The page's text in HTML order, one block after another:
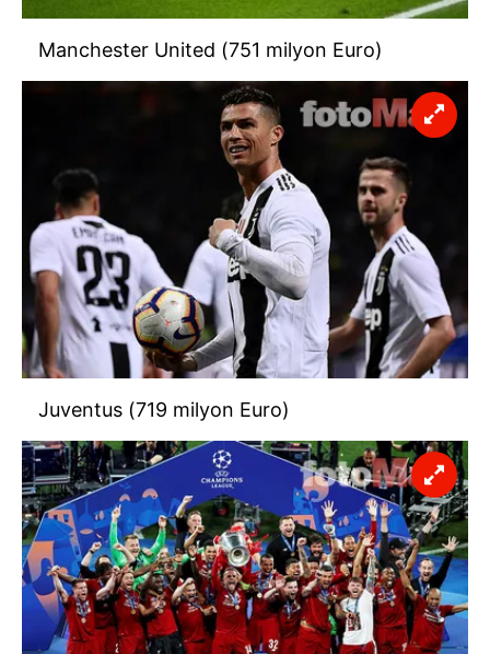
Manchester United (751 milyon Euro)
Juventus (719 milyon Euro)